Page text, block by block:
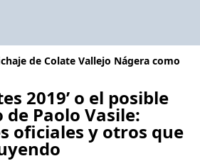
de Colate Vallejo Nágera como
2019’ o el posible
Paolo Vasile:
oficiales y otros que